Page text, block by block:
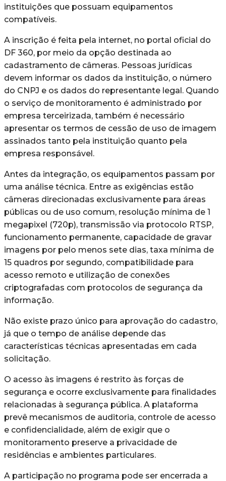
instituições que possuam equipamentos
compatíveis.
A inscrição é feita pela internet, no portal oficial do
DF 360, por meio da opção destinada ao
cadastramento de câmeras. Pessoas jurídicas
devem informar os dados da instituição, o número
do CNPJ e os dados do representante legal. Quando
o serviço de monitoramento é administrado por
empresa terceirizada, também é necessário
apresentar os termos de cessão de uso de imagem
assinados tanto pela instituição quanto pela
empresa responsável.
Antes da integração, os equipamentos passam por
uma análise técnica. Entre as exigências estão
câmeras direcionadas exclusivamente para áreas
públicas ou de uso comum, resolução mínima de 1
megapixel (720p), transmissão via protocolo RTSP,
funcionamento permanente, capacidade de gravar
imagens por pelo menos sete dias, taxa mínima de
15 quadros por segundo, compatibilidade para
acesso remoto e utilização de conexões
criptografadas com protocolos de segurança da
informação.
Não existe prazo único para aprovação do cadastro,
já que o tempo de análise depende das
características técnicas apresentadas em cada
solicitação.
O acesso às imagens é restrito às forças de
segurança e ocorre exclusivamente para finalidades
relacionadas à segurança pública. A plataforma
prevê mecanismos de auditoria, controle de acesso
e confidencialidade, além de exigir que o
monitoramento preserve a privacidade de
residências e ambientes particulares.
A participação no programa pode ser encerrada a